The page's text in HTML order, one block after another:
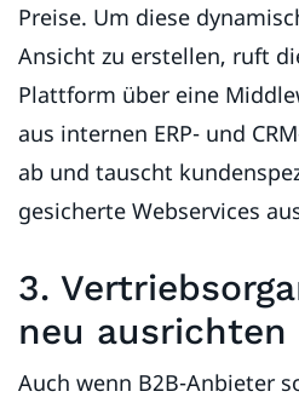
Preise. Um diese
Ansicht zu erstellen, ruft
Plattform über eine
aus internen ERP- und
ab und tauscht
gesicherte Webservices
3.
neu ausrichten
Auch wenn B2B-Anbieter